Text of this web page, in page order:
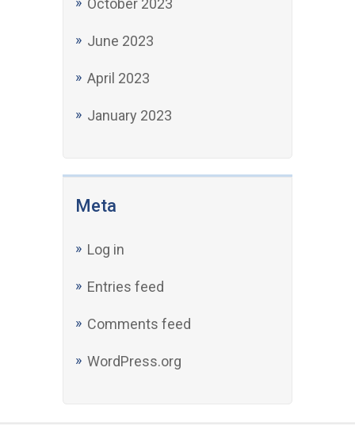
October 2023
June 2023
April 2023
January 2023
Meta
Log in
Entries feed
Comments feed
WordPress.org